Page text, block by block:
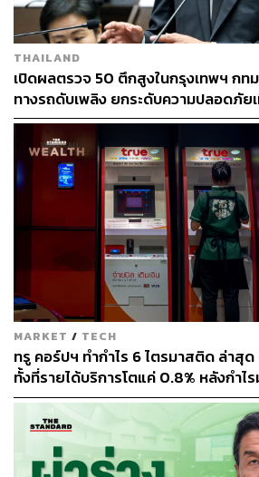
THAILAND
เปิดผลตรวจ 50 ตึกสูงในกรุงเทพฯ กท
ทางรถดับเพลิง ยกระดับความปลอดภัย
MARKET / TECH
ทรู คอร์ปฯ ทำกำไร 6 ไตรมาสติด ล่าสุ
ทั้งที่รายได้บริการโตแค่ 0.8% หลังกำไ
ประสิทธิภาพและใบอนุญาตคลื่น ไม่ใช่ก